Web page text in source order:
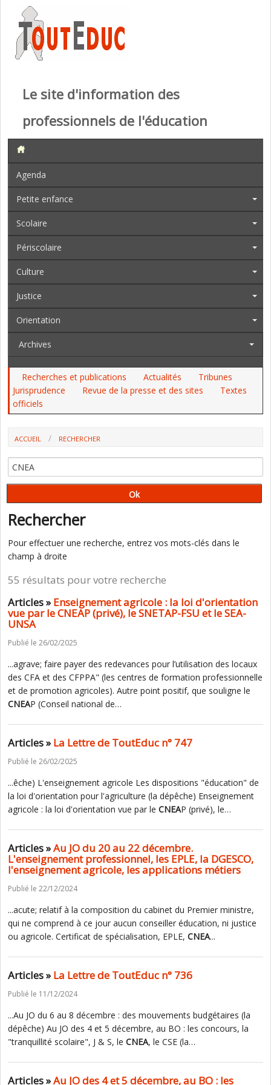
Le site d'information des
professionnels de l'éducation
Agenda
Petite enfance
Scolaire
Périscolaire
Culture
Justice
Orientation
Archives
Recherches et publications Actualités
Tribunes
Jurisprudence
Revue de la presse et des sites
Textes
officiels
ACCUEIL RECHERCHER
Rechercher
Pour effectuer une recherche, entrez vos mots-clés dans le
champ à droite
55 résultats pour votre recherche
Articles »Enseignement agricole : la loi d'orientation
vue par le CNEAP (privé), le SNETAP-FSU et le SEA-
UNSA
Publié le 26/02/2025
...agrave; faire payer des redevances pour l’utilisation des locaux
des CFA et des CFPPA" (les centres de formation professionnelle
et de promotion agricoles). Autre point positif, que souligne le
CNEAP (Conseil national de…
Articles »La Lettre de ToutEduc n° 747
Publié le 26/02/2025
...êche) L'enseignement agricole Les dispositions "éducation" de
la loi d'orientation pour l'agriculture (la dépêche) Enseignement
agricole : la loi d'orientation vue par le CNEAP (privé), le…
Articles »Au JO du 20 au 22 décembre.
L'enseignement professionnel, les EPLE, la DGESCO,
l'enseignement agricole, les applications métiers
Publié le 22/12/2024
...acute; relatif à la composition du cabinet du Premier ministre,
qui ne comprend à ce jour aucun conseiller éducation, ni justice
ou agricole. Certificat de spécialisation, EPLE, CNEA...
Articles »La Lettre de ToutEduc n° 736
Publié le 11/12/2024
...Au JO du 6 au 8 décembre : des mouvements budgétaires (la
dépêche) Au JO des 4 et 5 décembre, au BO : les concours, la
"tranquillité scolaire", J & S, le CNEA, le CSE (la…
Articles »Au JO des 4 et 5 décembre, au BO : les